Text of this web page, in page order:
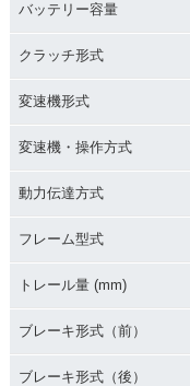
バッテリー容量
クラッチ形式
変速機形式
変速機・操作方式
動力伝達方式
フレーム型式
トレール量 (mm)
ブレーキ形式（前）
ブレーキ形式（後）